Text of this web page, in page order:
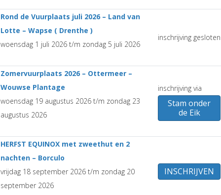
Rond de Vuurplaats juli 2026 – Land van
Lotte – Wapse ( Drenthe )
woensdag 1 juli 2026 t/m zondag 5 juli 2026
inschrijving gesloten
Zomervuurplaats 2026 – Ottermeer –
Wouwse Plantage
woensdag 19 augustus 2026 t/m zondag 23
augustus 2026
inschrijving via
Stam onder
de Eik
HERFST EQUINOX met zweethut en 2
nachten – Borculo
vrijdag 18 september 2026 t/m zondag 20
september 2026
INSCHRIJVEN